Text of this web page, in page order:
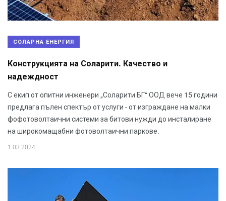
СОЛАРНА ЕНЕРГИЯ
Конструкцията на Соларити. Качество и
надеждност
С екип от опитни инженери „Соларити БГ“ ООД вече 15 години
предлага пълен спектър от услуги - от изграждане на малки
фофотоволтаични системи за битови нужди до инсталиране
на широкомащабни фотоволтаични паркове.
1.03.2024